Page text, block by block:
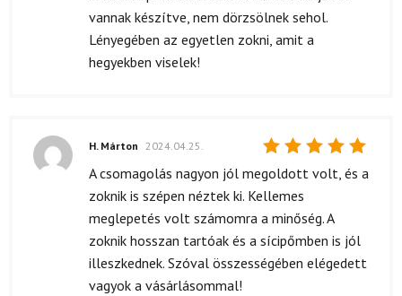
vannak készítve, nem dörzsölnek sehol.
Lényegében az egyetlen zokni, amit a
hegyekben viselek!
Értékelés:
5
H. Márton 2024.04.25.
A csomagolás nagyon jól megoldott volt, és a
zoknik is szépen néztek ki. Kellemes
meglepetés volt számomra a minőség. A
zoknik hosszan tartóak és a sícipőmben is jól
illeszkednek. Szóval összességében elégedett
vagyok a vásárlásommal!